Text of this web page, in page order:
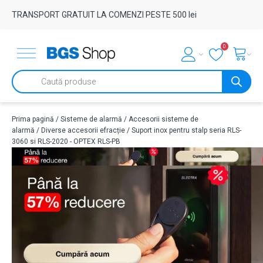
TRANSPORT GRATUIT LA COMENZI PESTE 500 lei
0
Products
search
Prima pagină / Sisteme de alarmă / Accesorii sisteme de
alarmă / Diverse accesorii efracție / Suport inox pentru stalp seria RLS-
3060 si RLS-2020 - OPTEX RLS-PB